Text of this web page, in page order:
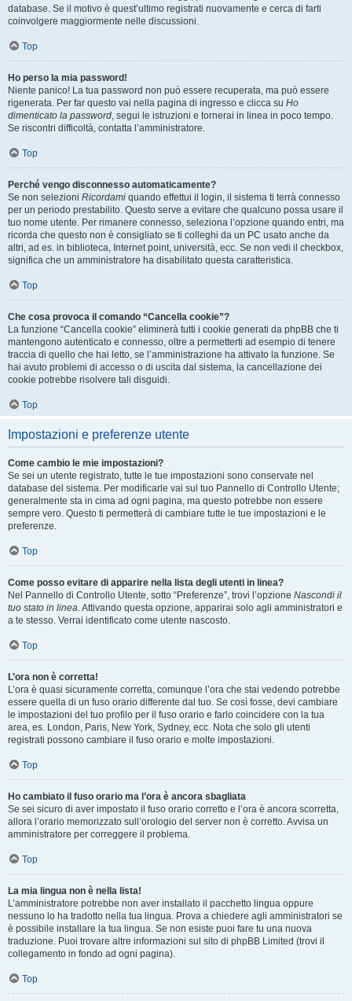
database. Se il motivo è quest’ultimo registrati nuovamente e cerca di farti
coinvolgere maggiormente nelle discussioni.
Top
Ho perso la mia password!
Niente panico! La tua password non può essere recuperata, ma può essere
rigenerata. Per far questo vai nella pagina di ingresso e clicca su Ho
dimenticato la password, segui le istruzioni e tornerai in linea in poco tempo.
Se riscontri difficoltà, contatta l’amministratore.
Top
Perché vengo disconnesso automaticamente?
Se non selezioni Ricordami quando effettui il login, il sistema ti terrà connesso
per un periodo prestabilito. Questo serve a evitare che qualcuno possa usare il
tuo nome utente. Per rimanere connesso, seleziona l’opzione quando entri, ma
ricorda che questo non è consigliato se ti colleghi da un PC usato anche da
altri, ad es. in biblioteca, Internet point, università, ecc. Se non vedi il checkbox,
significa che un amministratore ha disabilitato questa caratteristica.
Top
Che cosa provoca il comando “Cancella cookie”?
La funzione “Cancella cookie” eliminerà tutti i cookie generati da phpBB che ti
mantengono autenticato e connesso, oltre a permetterti ad esempio di tenere
traccia di quello che hai letto, se l’amministrazione ha attivato la funzione. Se
hai avuto problemi di accesso o di uscita dal sistema, la cancellazione dei
cookie potrebbe risolvere tali disguidi.
Top
Impostazioni e preferenze utente
Come cambio le mie impostazioni?
Se sei un utente registrato, tutte le tue impostazioni sono conservate nel
database del sistema. Per modificarle vai sul tuo Pannello di Controllo Utente;
generalmente sta in cima ad ogni pagina, ma questo potrebbe non essere
sempre vero. Questo ti permetterà di cambiare tutte le tue impostazioni e le
preferenze.
Top
Come posso evitare di apparire nella lista degli utenti in linea?
Nel Pannello di Controllo Utente, sotto “Preferenze”, trovi l’opzione Nascondi il
tuo stato in linea. Attivando questa opzione, apparirai solo agli amministratori e
a te stesso. Verrai identificato come utente nascosto.
Top
L’ora non è corretta!
L’ora è quasi sicuramente corretta, comunque l’ora che stai vedendo potrebbe
essere quella di un fuso orario differente dal tuo. Se così fosse, devi cambiare
le impostazioni del tuo profilo per il fuso orario e farlo coincidere con la tua
area, es. London, Paris, New York, Sydney, ecc. Nota che solo gli utenti
registrati possono cambiare il fuso orario e molte impostazioni.
Top
Ho cambiato il fuso orario ma l’ora è ancora sbagliata
Se sei sicuro di aver impostato il fuso orario corretto e l’ora è ancora scorretta,
allora l’orario memorizzato sull’orologio del server non è corretto. Avvisa un
amministratore per correggere il problema.
Top
La mia lingua non è nella lista!
L’amministratore potrebbe non aver installato il pacchetto lingua oppure
nessuno lo ha tradotto nella tua lingua. Prova a chiedere agli amministratori se
è possibile installare la tua lingua. Se non esiste puoi fare tu una nuova
traduzione. Puoi trovare altre informazioni sul sito di phpBB Limited (trovi il
collegamento in fondo ad ogni pagina).
Top